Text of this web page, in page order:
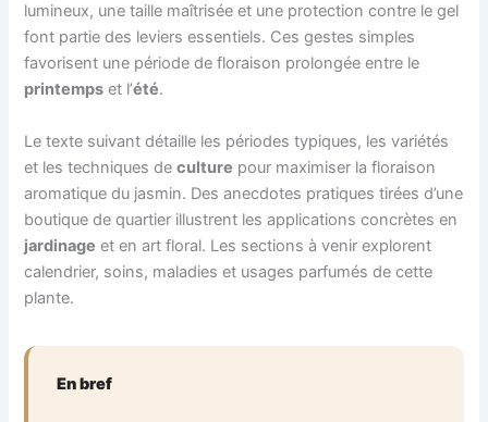
lumineux, une taille maîtrisée et une protection contre le gel
font partie des leviers essentiels. Ces gestes simples
favorisent une période de floraison prolongée entre le
printemps et l’été.
Le texte suivant détaille les périodes typiques, les variétés
et les techniques deculture pour maximiser la floraison
aromatique du jasmin. Des anecdotes pratiques tirées d’une
boutique de quartier illustrent les applications concrètes en
jardinage et en art floral. Les sections à venir explorent
calendrier, soins, maladies et usages parfumés de cette
plante.
En bref